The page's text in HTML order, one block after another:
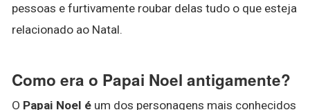
pessoas e furtivamente roubar delas tudo o que esteja
relacionado ao Natal.
Como era o Papai Noel antigamente?
O Papai Noel é um dos personagens mais conhecidos